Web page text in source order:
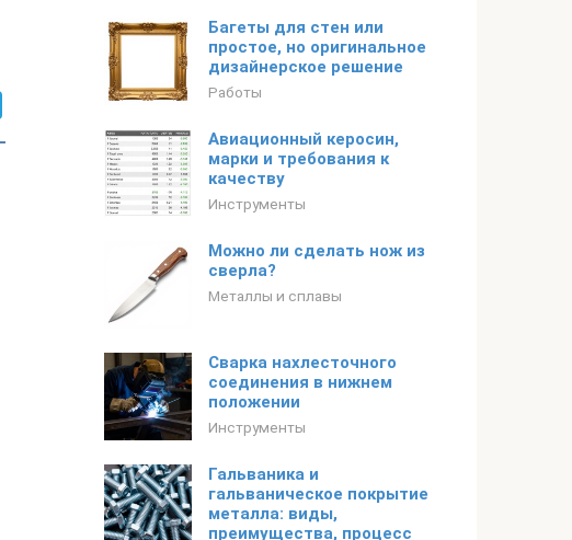
Багеты для стен или
простое, но оригинальное
дизайнерское решение
Работы
Авиационный керосин,
марки и требования к
качеству
Инструменты
Можно ли сделать нож из
сверла?
Металлы и сплавы
Сварка нахлесточного
соединения в нижнем
положении
Инструменты
Гальваника и
гальваническое покрытие
металла: виды,
преимущества, процесс